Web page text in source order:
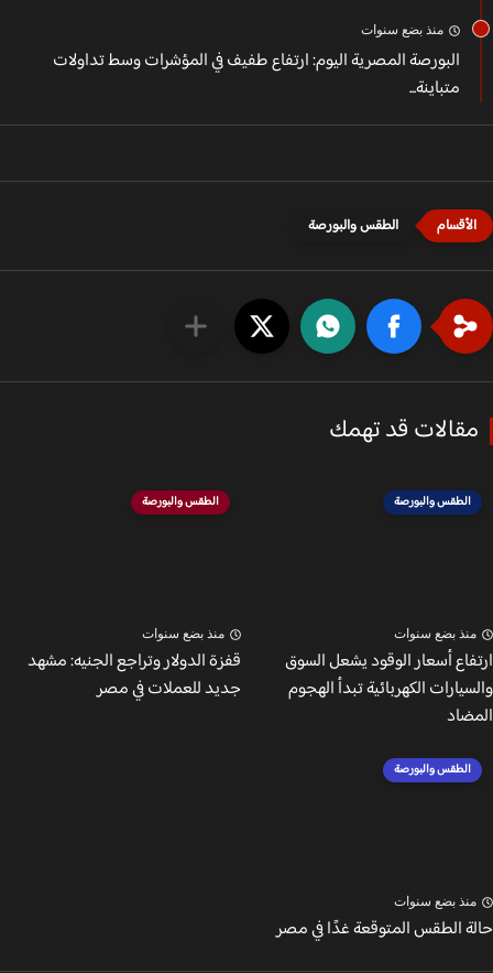
منذ بضع سنوات
البورصة المصرية اليوم: ارتفاع طفيف في المؤشرات وسط تداولات
متباينة...
الطقس والبورصة
قد تهمك
الطقس والبورصة
بضع سنوات
أسعار الوقود يشعل السوق
الكهربائية تبدأ الهجوم
الطقس والبورصة
منذ بضع سنوات
قفزة الدولار وتراجع الجنيه: مشهد
جديد للعملات في مصر
الطقس والبورصة
بضع سنوات
الطقس المتوقعة غدًا في مصر